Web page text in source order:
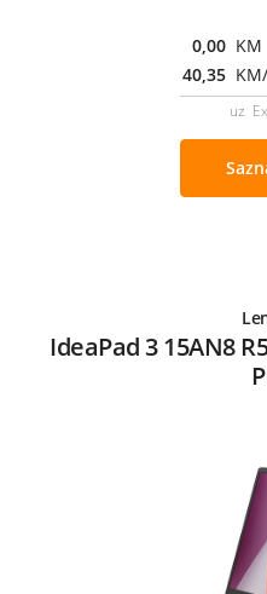
0,00
40,35
uz
IdeaPad 3 15AN8